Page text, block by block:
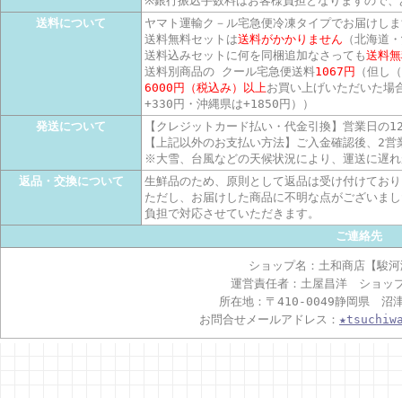
送料について
ヤマト運輸ク－ル宅急便冷凍タイプでお届けし
送料無料セットは送料がかかりません （北海道
送料込みセットに何を同梱追加なさっても送料
送料別商品の クール宅急便送料1067円
（但し
6000円（税込み）以上お買い上げいただいた場
+330円・沖縄県は+1850円））
発送について
【クレジットカード払い・代金引換】営業日の
【上記以外のお支払い方法】ご入金確認後、2営
※大雪、台風などの天候状況により、運送に遅
返品・交換について
生鮮品のため、原則として返品は受け付けてお
ただし、お届けした商品に不明な点がございま
負担で対応させていただきます。
ご連絡先
ショップ名：土和商店【駿
運営責任者：土屋昌洋 ショッ
所在地：〒410-0049静岡県 沼
お問合せメールアドレス：